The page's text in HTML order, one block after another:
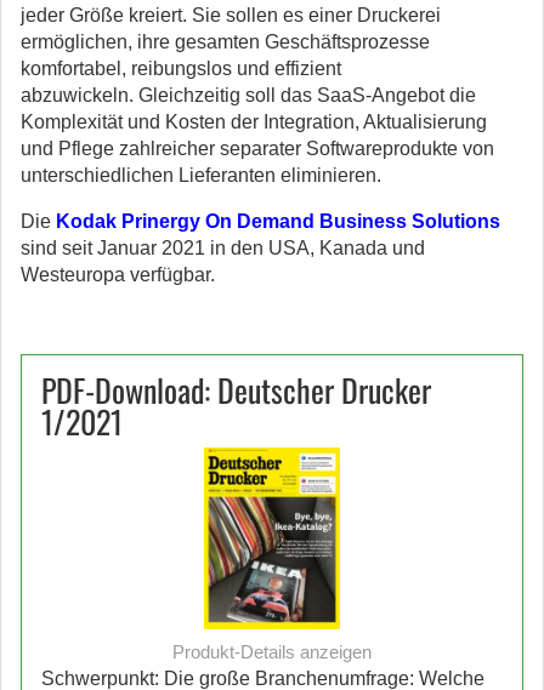
jeder Größe kreiert. Sie sollen es einer Druckerei
ermöglichen, ihre gesamten Geschäftsprozesse
komfortabel, reibungslos und effizient
abzuwickeln. Gleichzeitig soll das SaaS-Angebot die
Komplexität und Kosten der Integration, Aktualisierung
und Pflege zahlreicher separater Softwareprodukte von
unterschiedlichen Lieferanten eliminieren.
Die Kodak Prinergy On Demand Business Solutions
sind seit Januar 2021 in den USA, Kanada und
Westeuropa verfügbar.
PDF-Download: Deutscher Drucker
1/2021
Produkt-Details anzeigen
Schwerpunkt: Die große Branchenumfrage: Welche